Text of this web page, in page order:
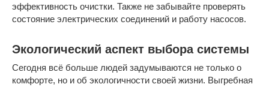
эффективность очистки. Также не забывайте проверять
состояние электрических соединений и работу насосов.
Экологический аспект выбора системы
Сегодня всё больше людей задумываются не только о
комфорте, но и об экологичности своей жизни. Выгребная